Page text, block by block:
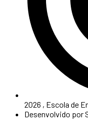
2026 , Escola de
Desenvolvido por